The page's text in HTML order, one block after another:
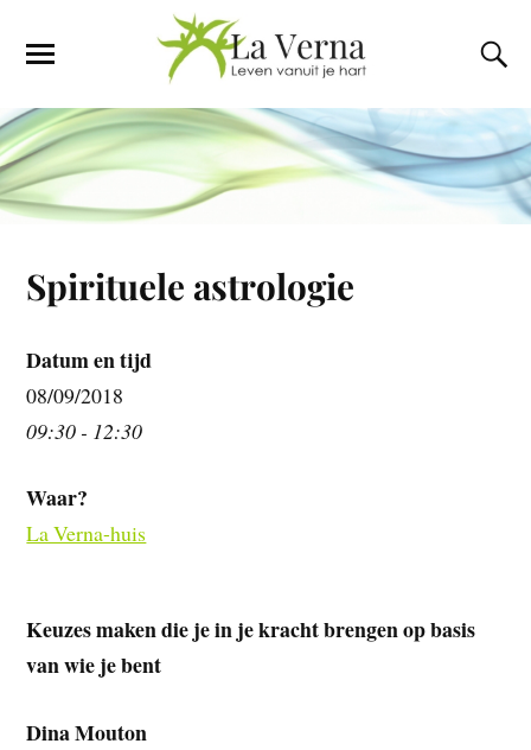
Spirituele astrologie
Datum en tijd
08/09/2018
09:30 - 12:30
Waar?
La Verna-huis
Keuzes maken die je in je kracht brengen op basis
van wie je bent
Dina Mouton